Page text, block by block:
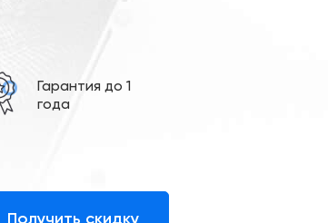
Гарантия до 1
года